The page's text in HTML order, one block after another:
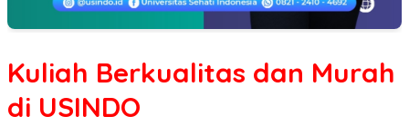
Kuliah Berkualitas dan Murah
di USINDO